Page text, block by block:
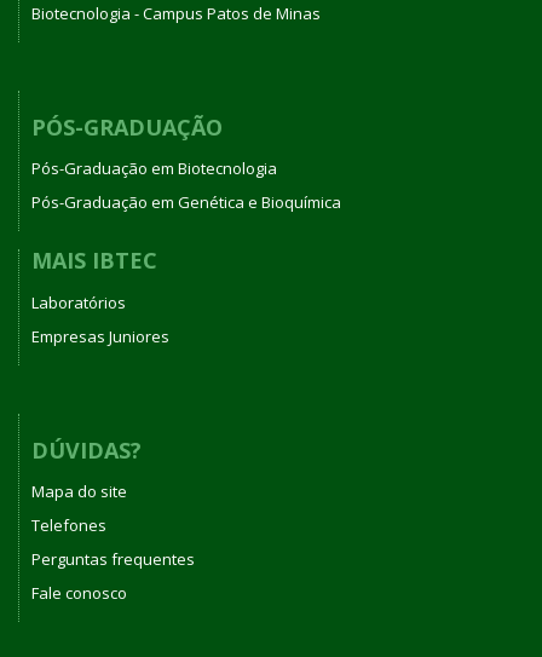
Biotecnologia - Campus Patos de Minas
PÓS-GRADUAÇÃO
Pós-Graduação em Biotecnologia
Pós-Graduação em Genética e Bioquímica
MAIS IBTEC
Laboratórios
Empresas Juniores
DÚVIDAS?
Mapa do site
Telefones
Perguntas frequentes
Fale conosco